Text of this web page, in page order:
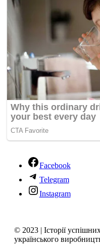
Facebook
Telegram
Instagram
© 2023 | Історії
українського